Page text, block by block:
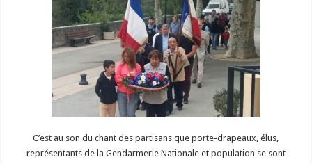
C’est au son du chant des partisans que porte-drapeaux, élus,
représentants de la Gendarmerie Nationale et population se sont